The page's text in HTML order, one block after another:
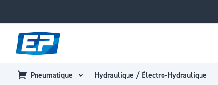
Pneumatique Hydraulique / Électro-Hydraulique